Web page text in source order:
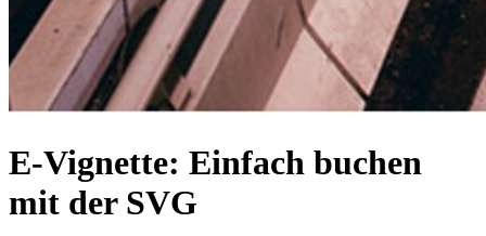
E-Vignette: Einfach buchen
mit der SVG